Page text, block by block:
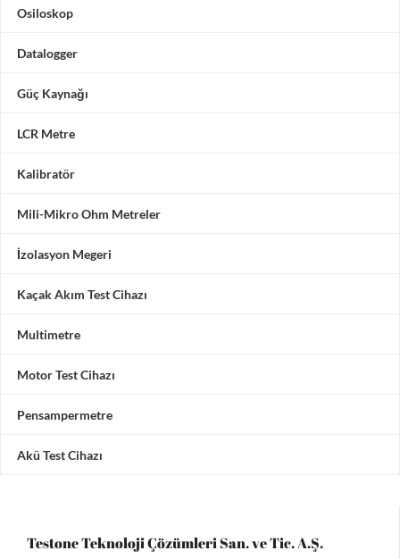
Osiloskop
Datalogger
Güç Kaynağı
LCR Metre
Kalibratör
Mili-Mikro Ohm Metreler
İzolasyon Megeri
Kaçak Akım Test Cihazı
Multimetre
Motor Test Cihazı
Pensampermetre
Akü Test Cihazı
Testone Teknoloji Çözümleri San. ve Tic. A.Ş.